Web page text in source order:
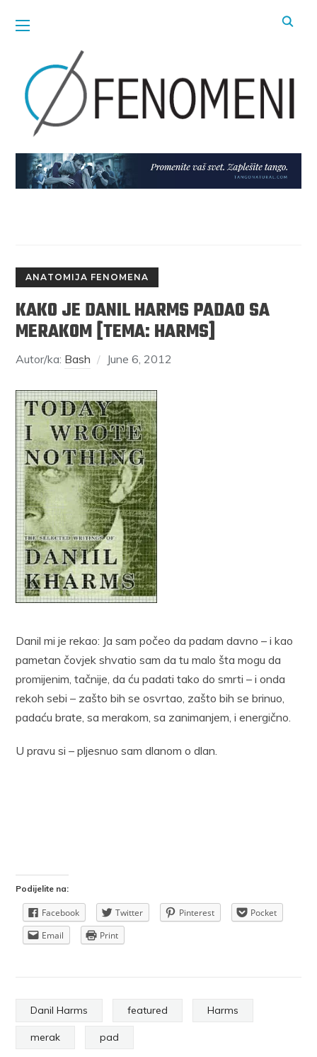
ANATOMIJA FENOMENA
KAKO JE DANIL HARMS PADAO SA
MERAKOM [TEMA: HARMS]
Autor/ka: Bash June 6, 2012
Danil mi je rekao: Ja sam počeo da padam davno – i kao
pametan čovjek shvatio sam da tu malo šta mogu da
promijenim, tačnije, da ću padati tako do smrti – i onda
rekoh sebi – zašto bih se osvrtao, zašto bih se brinuo,
padaću brate, sa merakom, sa zanimanjem, i energično.
U pravu si – pljesnuo sam dlanom o dlan.
Podijelite na:
Facebook Twitter Pinterest
Pocket
Email
Print
Danil Harms featured Harms
merak pad